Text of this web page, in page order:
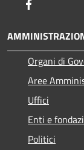
Organi di
Aree
Uffici
Enti e
Politici